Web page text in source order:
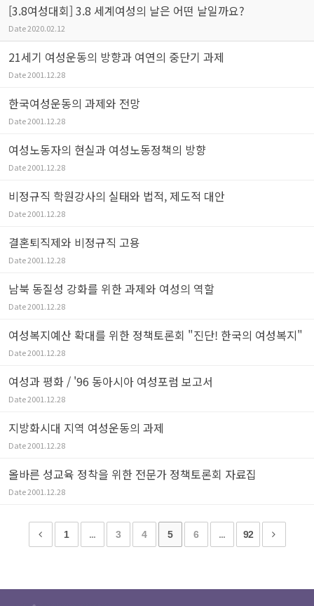
[3.8여성대회] 3.8 세계여성의 날은 어떤 날일까요?
Date2020.02.12
21세기 여성운동의 방향과 여연의 중단기 과제
Date2001.12.28
한국여성운동의 과제와 전망
Date2001.12.28
여성노동자의 현실과 여성노동정책의 방향
Date2001.12.28
비정규직 학원강사의 실태와 법적, 제도적 대안
Date2001.12.28
결혼퇴직제와 비정규직 고용
Date2001.12.28
남북 동질성 강화를 위한 과제와 여성의 역할
Date2001.12.28
여성복지예산 확대를 위한 정책토론회 "진단! 한국의 여성복지"
Date2001.12.28
여성과 평화 / '96 동아시아 여성포럼 보고서
Date2001.12.28
지방화시대 지역 여성운동의 과제
Date2001.12.28
올바른 성교육 정착을 위한 전문가 정책토론회 자료집
Date2001.12.28
1 ... 3 4 5 6 ... 92